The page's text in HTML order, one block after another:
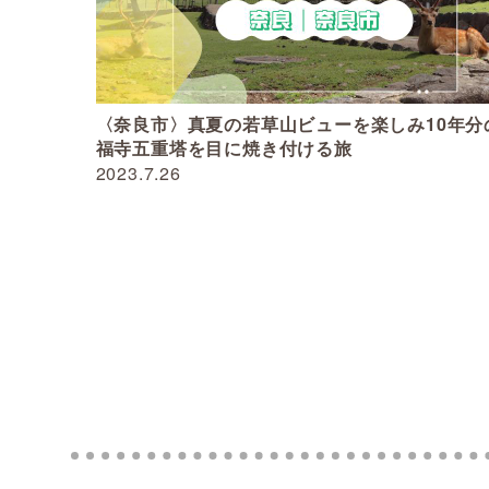
2023.7.26
〈奈良市〉真夏の若草山ビューを楽しみ10年
福寺五重塔を目に焼き付ける旅